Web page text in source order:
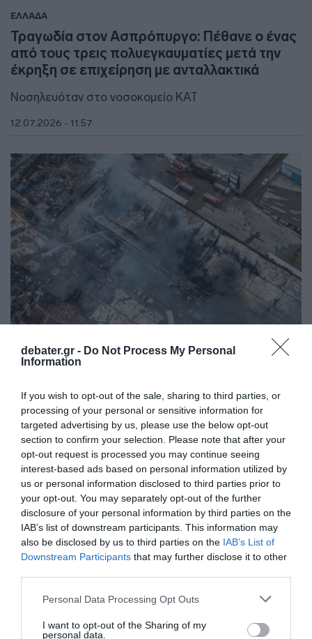
debater.gr - Do Not Process My Personal
Information
If you wish to opt-out of the sale, sharing to third parties, or
processing of your personal or sensitive information for
targeted advertising by us, please use the below opt-out
section to confirm your selection. Please note that after your
opt-out request is processed you may continue seeing
interest-based ads based on personal information utilized by
us or personal information disclosed to third parties prior to
your opt-out. You may separately opt-out of the further
disclosure of your personal information by third parties on the
IAB’s list of downstream participants. This information may
also be disclosed by us to third parties on the IAB’s List of
Downstream Participants that may further disclose it to other
Please note that this website/app uses one or more Google
not limited to your visit or usage behaviour. You may click to
Personal Data Processing Opt Outs
I want to opt-out of the Sharing of my
personal data.
ΕΛΛΑΔΑ
Τραγωδία στον Ασπρόπυργο: Πέθανε ο ένας
από τους τρεις πολυεγκαυματίες μετά την
έκρηξη σε επιχείρηση με ανταλλακτικά
Νοσηλευόταν στο νοσοκομείο ΚΑΤ
12.07.2026 - 11:57
ΕΛΛΑΔΑ
εξετάζονται για την έκρηξη στην επιχείρηση
ανταλλακτικών – Μάχη για τη ζωή τους δίνουν
οι τρεις τραυματίες
Οι αξιωματικοί αναλύουν βιντεοληπτικό υλικό από
κάμερες ασφαλείας
11.07.2026 - 09:41